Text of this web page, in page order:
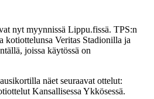
nyt myynnissä Lippu.fissä. TPS:n
kotiottelunsa Veritas Stadionilla ja
joissa käytössä on
näet seuraavat ottelut:
Kansallisessa Ykkösessä.